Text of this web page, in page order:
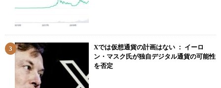
Xでは仮想通貨の計画はない ： イーロ
ン・マスク氏が独自デジタル通貨の可能性
を否定